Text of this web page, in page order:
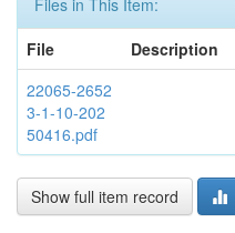
Files in This Item:
File
Description
22065-2652
3-1-10-202
50416.pdf
Show full item record